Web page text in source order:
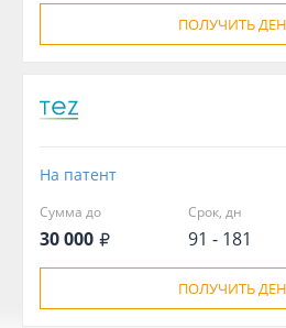
ПОЛУЧИТЬ
На патент
Сумма до
30 000
Срок, дн
91 - 181
ПОЛУЧИТЬ